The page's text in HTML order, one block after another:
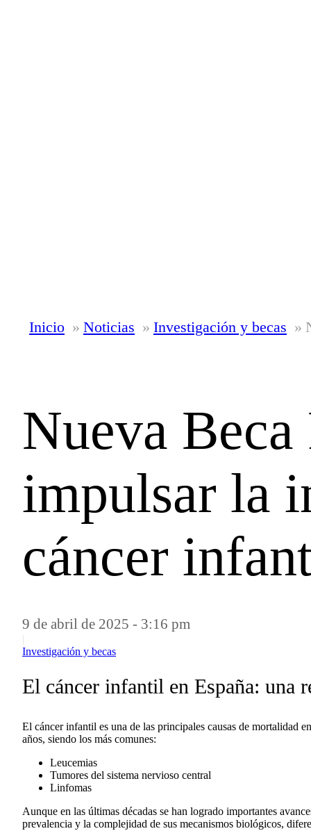
Inicio Noticias Investigación y becas
Nueva
impulsar la
cáncer
9 de abril de 2025 - 3:16 pm
|
Investigación y becas
El cáncer infantil en España: una
El cáncer infantil es una de las principales causas de mortalidad
años, siendo los más comunes:
Leucemias
Tumores del sistema nervioso central
Linfomas
Aunque en las últimas décadas se han logrado importantes
prevalencia y la complejidad de sus mecanismos biológicos,